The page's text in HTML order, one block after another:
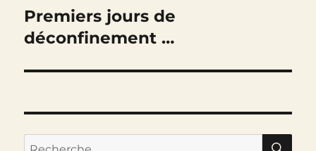
Publication
suivante :
Premiers jours de
déconfinement …
Recherche